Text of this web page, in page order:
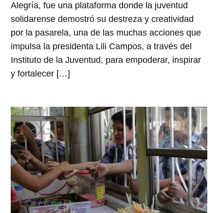
Alegría, fue una plataforma donde la juventud
solidarense demostró su destreza y creatividad
por la pasarela, una de las muchas acciones que
impulsa la presidenta Lili Campos, a través del
Instituto de la Juventud, para empoderar, inspirar
y fortalecer […]